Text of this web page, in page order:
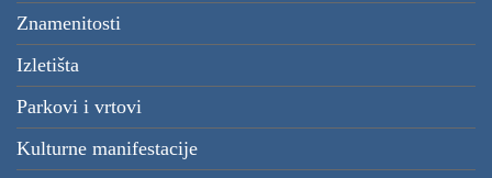
Znamenitosti
Izletišta
Parkovi i vrtovi
Kulturne manifestacije